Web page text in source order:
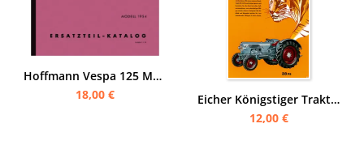
Hoffmann Vespa 125 Modell 1954 Motorroller HC Typ C Königin Ersatzteilliste
18,00 €
Eicher Königstiger Traktor Schlepper Reklame Werbung Poster Plakat
12,00 €